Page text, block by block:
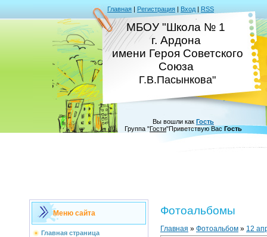
Главная | Регистрация | Вход | RSS
МБОУ "Школа № 1
г. Ардона
имени Героя Советского
Союза
Г.В.Пасынкова"
Вы вошли как Гость
Группа "Гости"Приветствую Вас Гость
Меню сайта
Главная страница
Фотоальбомы
Главная » Фотоальбом » 12